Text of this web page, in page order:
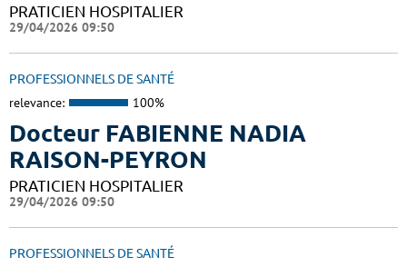
PRATICIEN HOSPITALIER
29/04/2026 09:50
PROFESSIONNELS DE SANTÉ
relevance: 100%
Docteur FABIENNE NADIA
RAISON-PEYRON
PRATICIEN HOSPITALIER
29/04/2026 09:50
PROFESSIONNELS DE SANTÉ